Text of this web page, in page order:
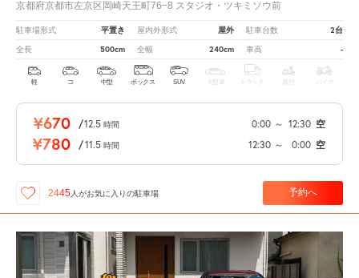
京都府京都市左京区岡崎天王町76−8 スタジオ・ツキミソウ前
駐車場形式 平置き 屋内外形式 屋外 駐車台数 2台
全長 500cm 全幅 240cm 車高 -
軽 コ 中型 ボックス SUV 大型車 トラック 原付 バイク
¥670 /12.5 時間 0:00 ～ 12:30 空
¥780 /11.5 時間 12:30 ～ 0:00 空
2445 人がお気に入りの駐車場 予約へ